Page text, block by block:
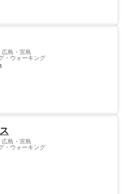
広島・宮島
・ウォーキング
広島・宮島
・ウォーキング